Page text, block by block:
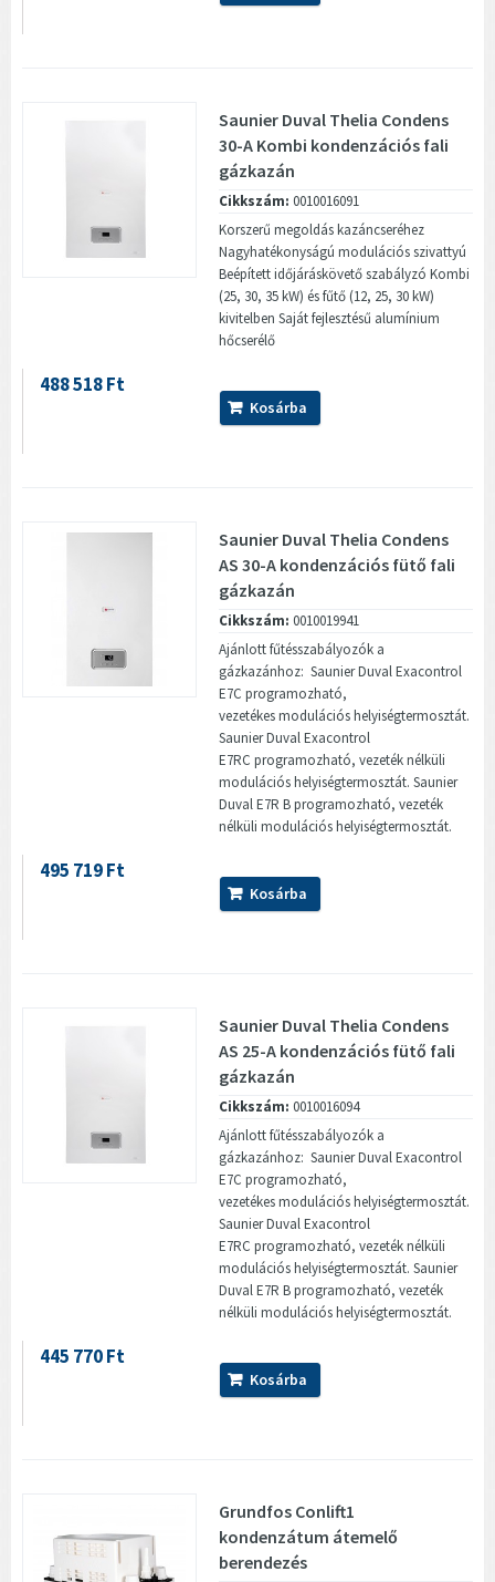
Saunier Duval Thelia Condens
30-A Kombi kondenzációs fali
gázkazán
Cikkszám: 0010016091
Korszerű megoldás kazáncseréhez
Nagyhatékonyságú modulációs szivattyú
Beépített időjáráskövető szabályzó Kombi
(25, 30, 35 kW) és fűtő (12, 25, 30 kW)
kivitelben Saját fejlesztésű alumínium
hőcserélő
488 518 Ft
Kosárba
Saunier Duval Thelia Condens
AS 30-A kondenzációs fütő fali
gázkazán
Cikkszám: 0010019941
Ajánlott fűtésszabályozók a
gázkazánhoz: Saunier Duval Exacontrol
E7C programozható,
vezetékes modulációs helyiségtermosztát.
Saunier Duval Exacontrol
E7RC programozható, vezeték nélküli
modulációs helyiségtermosztát. Saunier
Duval E7R B programozható, vezeték
nélküli modulációs helyiségtermosztát.
495 719 Ft
Kosárba
Saunier Duval Thelia Condens
AS 25-A kondenzációs fütő fali
gázkazán
Cikkszám: 0010016094
Ajánlott fűtésszabályozók a
gázkazánhoz: Saunier Duval Exacontrol
E7C programozható,
vezetékes modulációs helyiségtermosztát.
Saunier Duval Exacontrol
E7RC programozható, vezeték nélküli
modulációs helyiségtermosztát. Saunier
Duval E7R B programozható, vezeték
nélküli modulációs helyiségtermosztát.
445 770 Ft
Kosárba
Grundfos Conlift1
kondenzátum átemelő
berendezés